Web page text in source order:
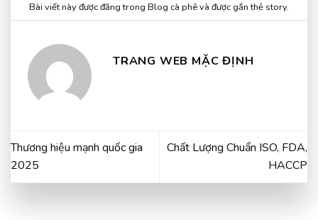
Bài viết này được đăng trong Blog cà phêvà được gắn thẻ story.
TRANG WEB MẶC ĐỊNH
Thương hiệu mạnh quốc gia
2025
Chất Lượng Chuẩn ISO, FDA,
HACCP